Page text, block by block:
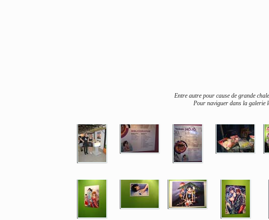
Entre autre pour cause de grande
Pour naviguer dans la galerie